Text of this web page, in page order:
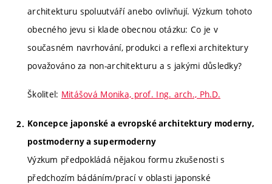
architekturu spoluutváří anebo ovlivňují. Výzkum tohoto
obecného jevu si klade obecnou otázku: Co je v
současném navrhování, produkci a reflexi architektury
považováno za non-architekturu a s jakými důsledky?
Školitel: Mitášová Monika, prof. Ing. arch., Ph.D.
Koncepce japonské a evropské architektury moderny,
postmoderny a supermoderny
Výzkum předpokládá nějakou formu zkušenosti s
předchozím bádáním/prací v oblasti japonské